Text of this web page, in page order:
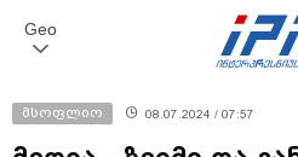
Geo
მსოფლიო 08.07.2024 / 07:57